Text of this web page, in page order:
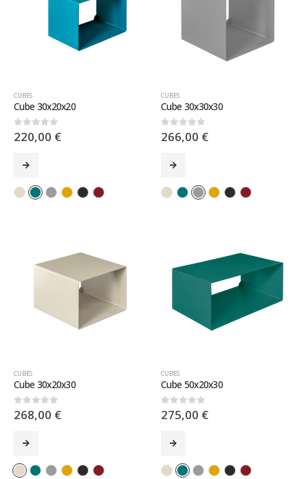
CUBES
Cube 30x20x20
0sur 5
220,00 €
CUBES
Cube 30x30x30
0sur 5
266,00 €
CUBES
Cube 30x20x30
0sur 5
268,00 €
CUBES
Cube 50x20x30
0sur 5
275,00 €